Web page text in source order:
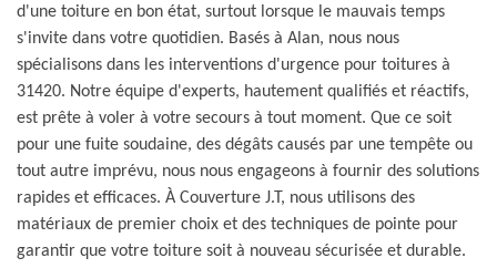
d'une toiture en bon état, surtout lorsque le mauvais temps
s'invite dans votre quotidien. Basés à Alan, nous nous
spécialisons dans les interventions d'urgence pour toitures à
31420. Notre équipe d'experts, hautement qualifiés et réactifs,
est prête à voler à votre secours à tout moment. Que ce soit
pour une fuite soudaine, des dégâts causés par une tempête ou
tout autre imprévu, nous nous engageons à fournir des solutions
rapides et efficaces. À Couverture J.T, nous utilisons des
matériaux de premier choix et des techniques de pointe pour
garantir que votre toiture soit à nouveau sécurisée et durable.